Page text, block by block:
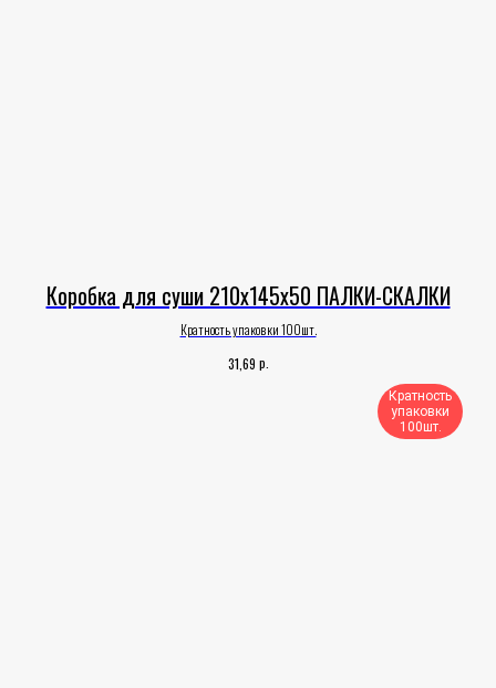
Коробка для суши 210х145х50 ПАЛКИ-СКАЛКИ
Кратность упаковки 100шт.
31,69 р.
Кратность
упаковки
100шт.​